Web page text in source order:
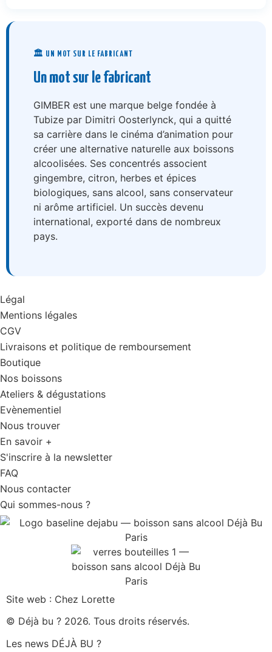
🏛️ UN MOT SUR LE FABRICANT
Un mot sur le fabricant
GIMBER est une marque belge fondée à
Tubize par Dimitri Oosterlynck, qui a quitté
sa carrière dans le cinéma d’animation pour
créer une alternative naturelle aux boissons
alcoolisées. Ses concentrés associent
gingembre, citron, herbes et épices
biologiques, sans alcool, sans conservateur
ni arôme artificiel. Un succès devenu
international, exporté dans de nombreux
pays.
Légal
Mentions légales
CGV
Livraisons et politique de remboursement
Boutique
Nos boissons
Ateliers & dégustations
Evènementiel
Nous trouver
En savoir +
S'inscrire à la newsletter
FAQ
Nous contacter
Qui sommes-nous ?
Site web : Chez Lorette
© Déjà bu ? 2026. Tous droits réservés.
Les news DÉJÀ BU ?